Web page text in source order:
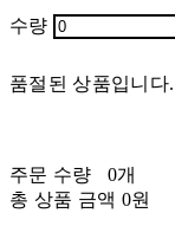
수량
품절된 상품입니다.
주문 수량
0개
총 상품 금액 0원